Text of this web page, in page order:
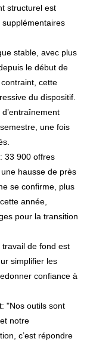
structurel est
stable, avec plus
le début de
cette
du dispositif.
une fois
33 900 offres
hausse de près
se confirme, plus
année,
pour la transition
de fond est
simplifier les
confiance à
"Nos outils sont
notre
c’est répondre